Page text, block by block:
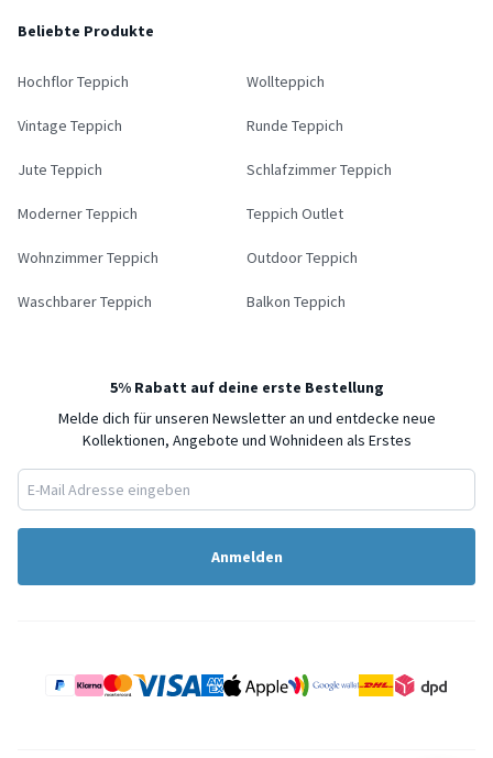
Beliebte Produkte
Hochflor Teppich Wollteppich
Vintage Teppich Runde Teppich
Jute Teppich Schlafzimmer Teppich
Moderner Teppich Teppich Outlet
Wohnzimmer Teppich Outdoor Teppich
Waschbarer Teppich Balkon Teppich
5% Rabatt auf deine erste Bestellung
Melde dich für unseren Newsletter an und entdecke neue
Kollektionen, Angebote und Wohnideen als Erstes
Anmelden